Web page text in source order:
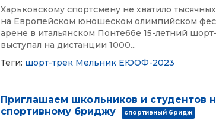
Харьковскому спортсмену не хватило
на Европейском юношеском олимпийском
арене в итальянском Понтеббе 15-летний
выступал на дистанции 1000...
Теги: шорт-трек Мельник ЕЮОФ-2023
Приглашаем школьников и студентов
спортивному бриджу
спортивный бридж